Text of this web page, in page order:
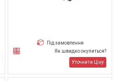
Під замовлення
Як швидко окупиться?
Уточнити Ціну